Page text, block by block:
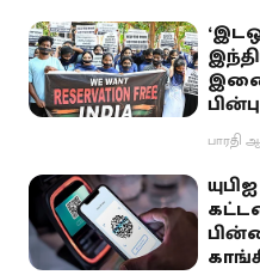
இந்தியா’ -
பாரதி